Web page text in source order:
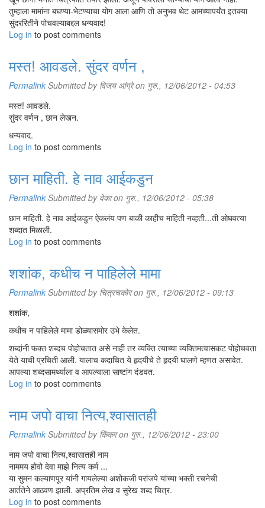
तुम्हाला मामांना बघण्या-भेटण्याचा योग आला आणि तो अनुभव थेट आमच्यापर्यंत इतक्या
सुंदररितीने पोचवल्याबद्दल धन्यवाद!
Log in to post comments
मस्त! आवडले. सुंदर वर्णन ,
Permalink Submitted by विजय आंग्रेon गुरु., 12/06/2012 - 04:53
मस्त! आवडले.
सुंदर वर्णन , छान लेखन.
धन्यवाद.
Log in to post comments
छान माहिती. हे नाव आईकडुन
Permalink Submitted by वेकाon गुरु., 12/06/2012 - 05:38
छान माहिती. हे नाव आईकडुन ऐकलंय पण बाकी काहीच माहिती नव्हती...ती ओघवत्या
शब्दात मिळाली.
Log in to post comments
शशांक, कधीच न पाहिलेले मामा
Permalink Submitted by चित्रचकोरon गुरु., 12/06/2012 - 09:13
शशांक,
कधीच न पाहिलेले मामा डोळ्यासमोर उभे केलेत.
शब्दांनी फक्त शब्दच पोहोचतात असे नाही तर व्यक्ति त्याच्या व्यक्तिमत्वासकट पोहोचवता
येते याची प्रचिती आली. यालाच कदाचित ये हृदयीचे ते हृदयी घालणे म्हणत असावेत.
आपल्या शब्दसामर्थ्याला व आपल्याला साष्टांग दंडवत.
Log in to post comments
नाम जपो वाचा नित्य,श्वासातही
Permalink Submitted by किंकरon गुरु., 12/06/2012 - 23:00
नाम जपो वाचा नित्य,श्वासातही नाम
नाममय होवो देवा माझे नित्य कर्म ...
या सुमन कल्याणपूर यांनी गायलेल्या अशोकजी परांजपे यांच्या भक्ती रचनेची
आर्ततेने आठवण झाली. अप्रतिम लेख व सुरेख शब्द चित्र.
Log in to post comments